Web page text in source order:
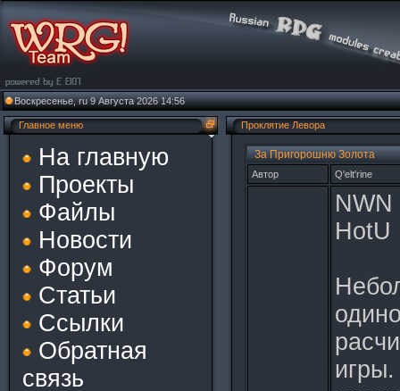
Воскресенье, ru 9 Августа 2026 14:56
Главное меню
На главную
Проекты
Файлы
Новости
Форум
Статьи
Ссылки
Обратная
связь
Проклятие Левора
За Пригорошню Золота
Автор Q'elt'rine
HotU